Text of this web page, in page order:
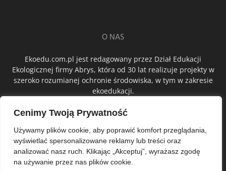
Cenimy Twoją Prywatność
Używamy plików cookie, aby poprawić komfort przeglądania,
wyświetlać spersonalizowane reklamy lub treści oraz
analizować nasz ruch. Klikając „Akceptuj”, wyrażasz zgodę
na używanie przez nas plików cookie.
O NAS
Ekoedu.com.pl jest redagowany przez Dział Edukacji
Ekologicznej firmy Abrys, która od 30 lat realizuje projekty w
szeroko rozumianej ochronie środowiska, w tym w zakresie
ekoedukacji.
ŚLEDŹ NAS